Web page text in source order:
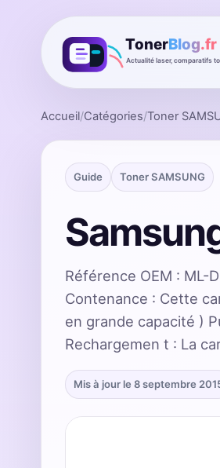
Accueil/Catégories/Toner
Guide Toner SAMSUNG
Référence OEM : ML-
Contenance : Cette
en grande capacité )
Rechargemen t : La
Mis à jour le 8 septembre